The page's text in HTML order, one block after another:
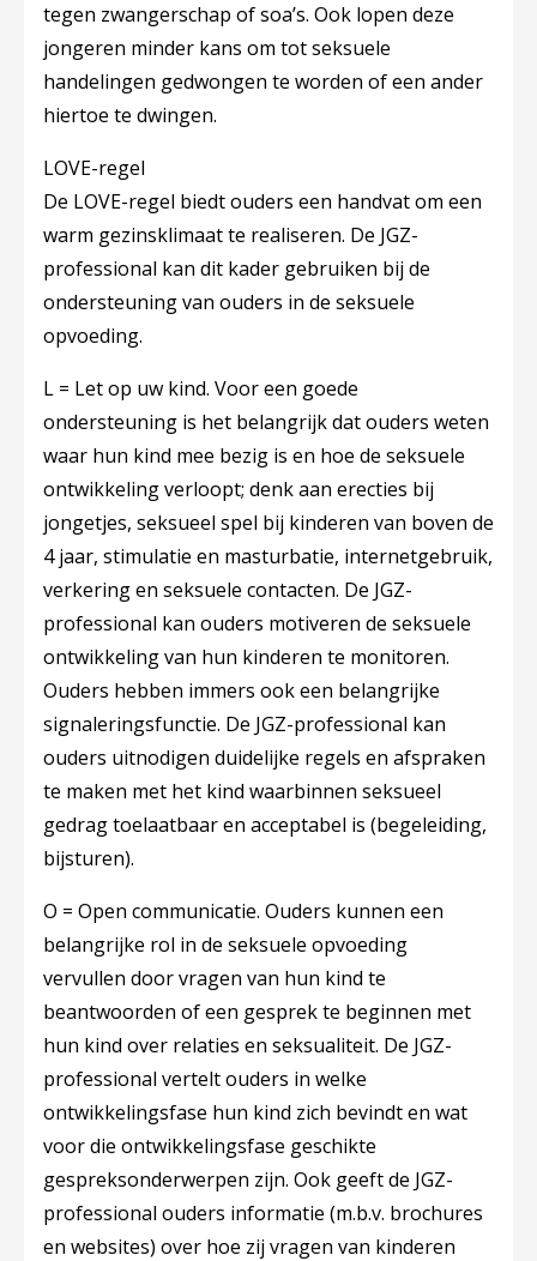
tegen zwangerschap of soa’s. Ook lopen deze
jongeren minder kans om tot seksuele
handelingen gedwongen te worden of een ander
hiertoe te dwingen.
LOVE-regel
De LOVE-regel biedt ouders een handvat om een
warm gezinsklimaat te realiseren. De JGZ-
professional kan dit kader gebruiken bij de
ondersteuning van ouders in de seksuele
opvoeding.
L = Let op uw kind. Voor een goede
ondersteuning is het belangrijk dat ouders weten
waar hun kind mee bezig is en hoe de seksuele
ontwikkeling verloopt; denk aan erecties bij
jongetjes, seksueel spel bij kinderen van boven de
4 jaar, stimulatie en masturbatie, internetgebruik,
verkering en seksuele contacten. De JGZ-
professional kan ouders motiveren de seksuele
ontwikkeling van hun kinderen te monitoren.
Ouders hebben immers ook een belangrijke
signaleringsfunctie. De JGZ-professional kan
ouders uitnodigen duidelijke regels en afspraken
te maken met het kind waarbinnen seksueel
gedrag toelaatbaar en acceptabel is (begeleiding,
bijsturen).
O = Open communicatie. Ouders kunnen een
belangrijke rol in de seksuele opvoeding
vervullen door vragen van hun kind te
beantwoorden of een gesprek te beginnen met
hun kind over relaties en seksualiteit. De JGZ-
professional vertelt ouders in welke
ontwikkelingsfase hun kind zich bevindt en wat
voor die ontwikkelingsfase geschikte
gespreksonderwerpen zijn. Ook geeft de JGZ-
professional ouders informatie (m.b.v. brochures
en websites) over hoe zij vragen van kinderen